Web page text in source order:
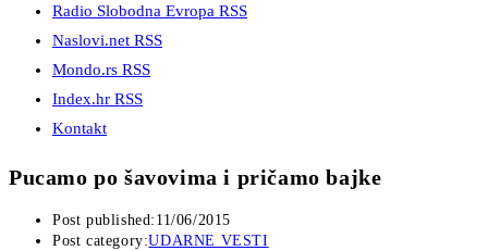
Radio Slobodna Evropa RSS
Naslovi.net RSS
Mondo.rs RSS
Index.hr RSS
Kontakt
Pucamo po šavovima i pričamo bajke
Post published: 11/06/2015
Post category:UDARNE VESTI